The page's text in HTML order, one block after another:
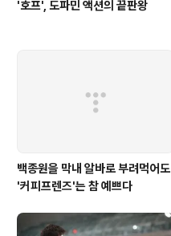
'호프', 도파민 액션의 끝판왕
백종원을 막내 알바로 부려먹어도
'커피프렌즈'는 참 예쁘다